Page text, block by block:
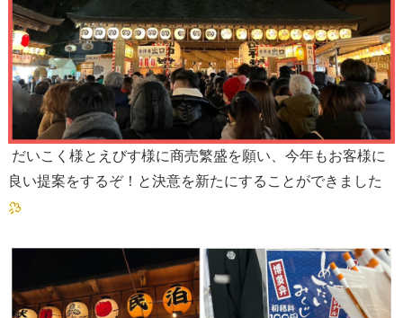
だいこく様とえびす様に商売繁盛を願い、今年もお客様に
良い提案をするぞ！と決意を新たにすることができました